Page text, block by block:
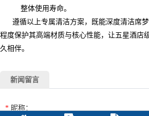
整体使用寿命。
遵循以上专属清洁方案，既能深度清洁席梦
程度保护其高端材质与核心性能，让五星酒店
久相伴。
新闻留言
* 昵称：